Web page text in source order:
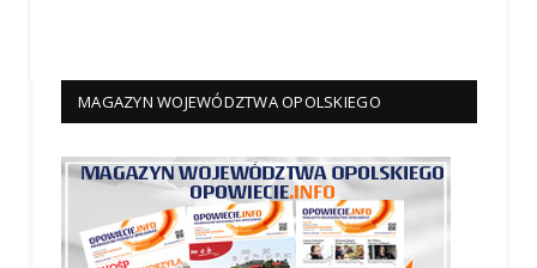
MAGAZYN WOJEWÓDZTWA OPOLSKIEGO